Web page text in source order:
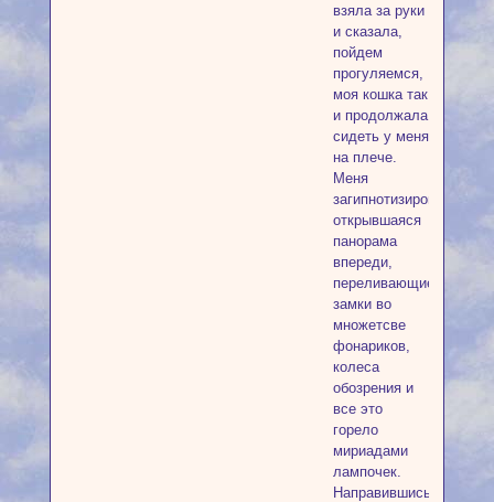
взяла за руки
и сказала,
пойдем
прогуляемся,
моя кошка так
и продолжала
сидеть у меня
на плече.
Меня
загипнотизировала
открывшаяся
панорама
впереди,
переливающиейся
замки во
множетсве
фонариков,
колеса
обозрения и
все это
горело
мириадами
лампочек.
Направившись